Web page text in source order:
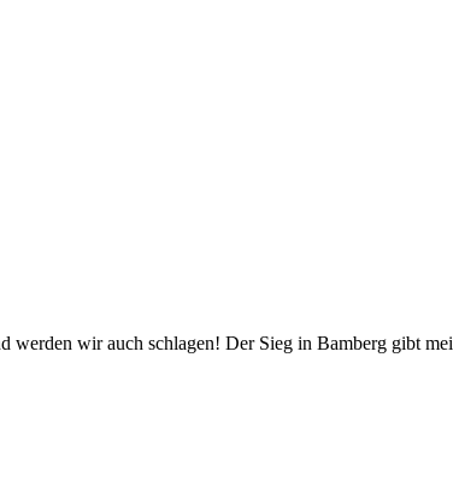
werden wir auch schlagen! Der Sieg in Bamberg gibt